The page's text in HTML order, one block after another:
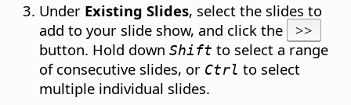
Under Existing Slides, select the slides to
add to your slide show, and click the
>>
button. Hold down Shift to select a range
of consecutive slides, or Ctrl to select
multiple individual slides.